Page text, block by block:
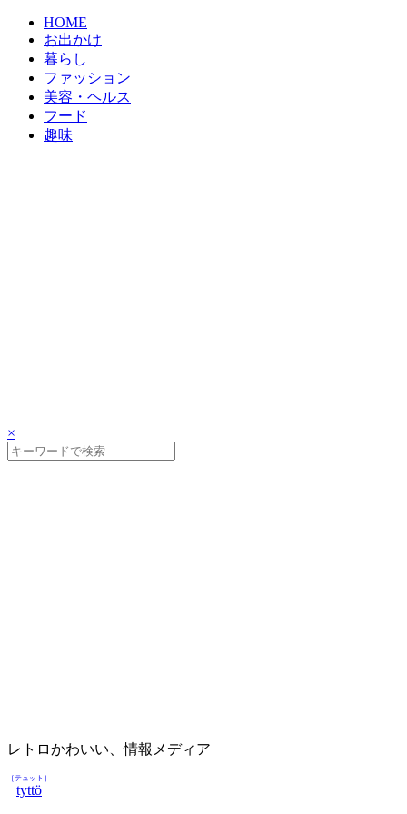
HOME
お出かけ
暮らし
ファッション
美容・ヘルス
フード
趣味
×
レトロかわいい、情報メディア
tyttö
［テュット］